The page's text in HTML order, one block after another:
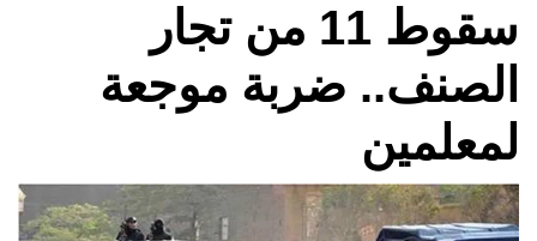
سقوط 11 من تجار
الصنف.. ضربة موجعة
لمعلمين